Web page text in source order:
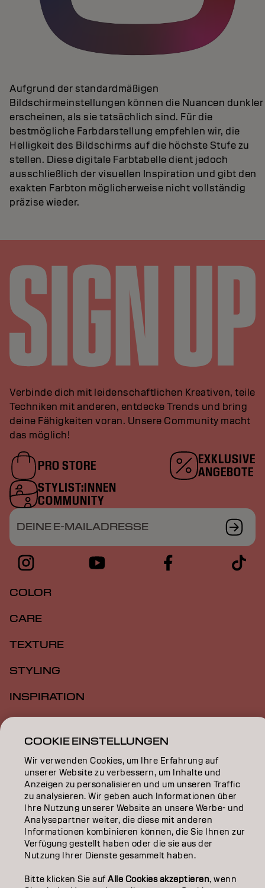
Aufgrund der standardmäßigen
Bildschirmeinstellungen können die Nuancen dunkler
erscheinen, als sie tatsächlich sind. Für die
bestmögliche Farbdarstellung empfehlen wir, die
Helligkeit des Bildschirms auf die höchste Stufe zu
stellen. Diese digitale Farbtabelle dient jedoch
ausschließlich der visuellen Inspiration und gibt den
exakten Farbton möglicherweise nicht vollständig
präzise wieder.
Verbinde dich mit leidenschaftlichen Kreativen, teile
Techniken mit anderen, entdecke Trends und bring
deine Fähigkeiten voran. Unsere Community macht
das möglich!
PRO STORE
EXKLUSIVE
ANGEBOTE
STYLIST:INNEN
COMMUNITY
DEINE E-MAILADRESSE
COLOR
CARE
TEXTURE
STYLING
INSPIRATION
ÜBER
SALON FINDER
PARTNER WERDEN
KONTAKTIERE UNS
NutzungsbedingungenBarrierefreiheitserklärung
COOKIE EINSTELLUNGEN
Wir verwenden Cookies, um Ihre Erfahrung auf
unserer Website zu verbessern, um Inhalte und
Anzeigen zu personalisieren und um unseren Traffic
zu analysieren. Wir geben auch Informationen über
Ihre Nutzung unserer Website an unsere Werbe- und
Analysepartner weiter, die diese mit anderen
Informationen kombinieren können, die Sie Ihnen zur
Verfügung gestellt haben oder die sie aus der
Nutzung Ihrer Dienste gesammelt haben.
Bitte klicken Sie aufAlle Cookies akzeptieren, wenn